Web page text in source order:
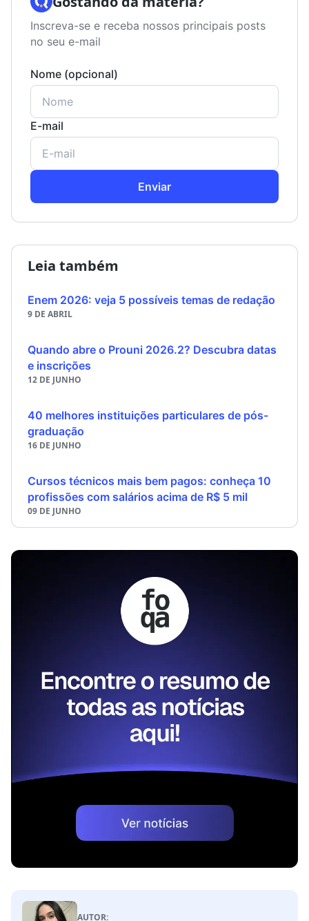
Inscreva-se e receba nossos principais posts
no seu e-mail
Nome (opcional)
E-mail
Enviar
Leia também
Enem 2026: veja 5 possíveis temas de redação
9 DE ABRIL
Quando abre o Prouni 2026.2? Descubra datas
e inscrições
12 DE JUNHO
40 melhores instituições particulares de pós-
graduação
16 DE JUNHO
Cursos técnicos mais bem pagos: conheça 10
profissões com salários acima de R$ 5 mil
09 DE JUNHO
AUTOR: